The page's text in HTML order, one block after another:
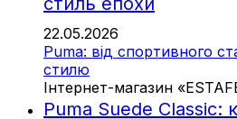
22.05.2026
Puma: від спортивного
стилю
Інтернет-магазин
Puma Suede Classic: